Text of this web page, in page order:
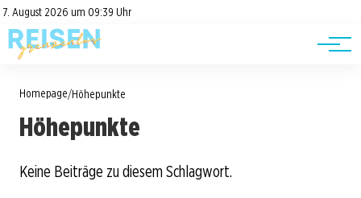
7. August 2026 um 09:39 Uhr
Datenschutz
Impressum
Road Trips
Reisetipps
Homepage/Höhepunkte
Höhepunkte
Keine Beiträge zu diesem Schlagwort.